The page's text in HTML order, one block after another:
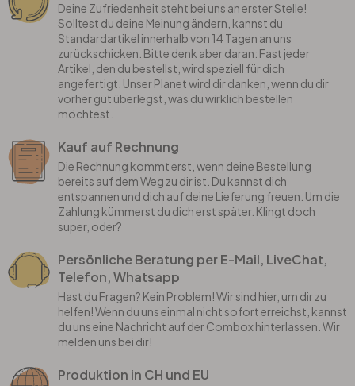
Deine Zufriedenheit steht bei uns an erster Stelle!
Solltest du deine Meinung ändern, kannst du
Standardartikel innerhalb von 14 Tagen an uns
zurückschicken. Bitte denk aber daran: Fast jeder
Artikel, den du bestellst, wird speziell für dich
angefertigt. Unser Planet wird dir danken, wenn du dir
vorher gut überlegst, was du wirklich bestellen
möchtest.
Kauf auf Rechnung
Die Rechnung kommt erst, wenn deine Bestellung
bereits auf dem Weg zu dir ist. Du kannst dich
entspannen und dich auf deine Lieferung freuen. Um die
Zahlung kümmerst du dich erst später. Klingt doch
super, oder?
Persönliche Beratung per E-Mail, LiveChat,
Telefon, Whatsapp
Hast du Fragen? Kein Problem! Wir sind hier, um dir zu
helfen! Wenn du uns einmal nicht sofort erreichst, kannst
du uns eine Nachricht auf der Combox hinterlassen. Wir
melden uns bei dir!
Produktion in CH und EU